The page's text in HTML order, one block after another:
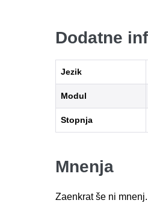
Dodatne
Jezik
Modul
Stopnja
Mnenja
Zaenkrat še ni mnenj.